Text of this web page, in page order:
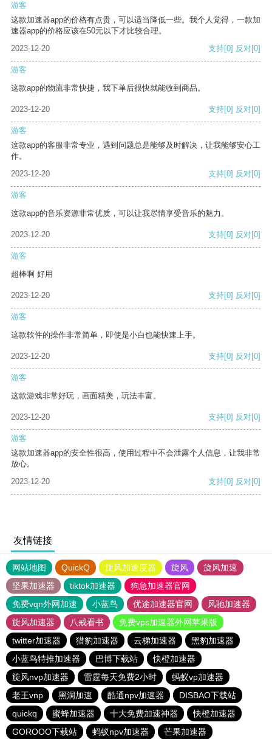
游客
这款加速器app的价格有点贵，可以适当降低一些。我个人觉得，一款加
速器app的价格应该在50元以下才比较合理。
2023-12-20
支持[0] 反对[0]
游客
这款app的物流非常快捷，我下单后很快就能收到商品。
2023-12-20 支持[0] 反对[0]
游客
这款app的客服非常专业，遇到问题总是能够及时解决，让我能够安心工
作。
2023-12-20
支持[0] 反对[0]
游客
这款app的音乐资源非常优质，可以让我尽情享受音乐的魅力。
2023-12-20 支持[0] 反对[0]
游客
超棒啊 好用
2023-12-20 支持[0] 反对[0]
游客
这款软件的操作非常简单，即使是小白也能快速上手。
2023-12-20 支持[0] 反对[0]
游客
这款游戏非常好玩，画面精美，玩法丰富。
2023-12-20 支持[0] 反对[0]
游客
这款加速器app的安全性很高，使用过程中不会泄露个人信息，让我非常
放心。
2023-12-20
支持[0] 反对[0]
友情链接
网站地图 QuickQ 旋风加速度器 旋风
旋风加速
坚果加速器
tiktok加速器
狗急加速器官网
免费vqn外网加速
小蓝鸟 优途加速器官网
风驰加速器
旋风加速器
八戒看书
免费vps加速器外网苹果版
twitter加速器
猎豹加速器 云梯加速器
黑豹加速器
小蓝鸟特推加速器
巴博下载站
快橙加速器
旋风nvp加速器
雷霆每天免费2小时
蚂蚁vp加速器
老王vnp
黑洞加速 酷通npv加速器
DISBAO下载站
quickq
蜜蜂加速器 十大免费加速神器
快橙加速器
GOROOO下载站
蚂蚁npv加速器 芒果加速器